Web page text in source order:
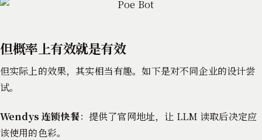
但概率上有效就是有效
但实际上的效果，其实相当有趣。如下是对不同企业的设计尝
试。
Wendys 连锁快餐：提供了官网地址，让 LLM 读取后决定应
该使用的色彩。